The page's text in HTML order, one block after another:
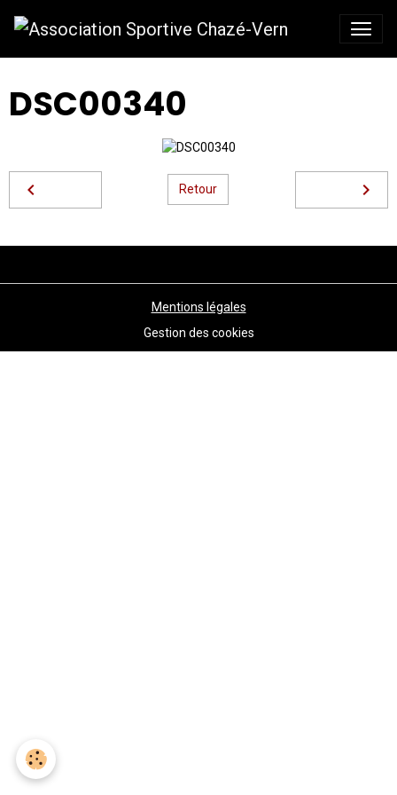
DSC00340
Retour
Mentions légales
Gestion des cookies